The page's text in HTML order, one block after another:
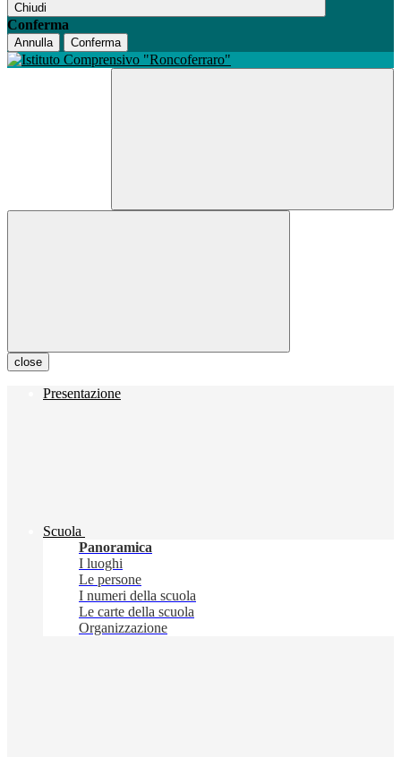
Chiudi
Conferma
Annulla Conferma
close
Presentazione
Scuola
Panoramica
I luoghi
Le persone
I numeri della scuola
Le carte della scuola
Organizzazione